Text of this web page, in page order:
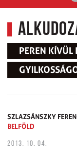
PEREN
SZLAZSÁNSZKY
BELFÖLD
2013. 10. 04.